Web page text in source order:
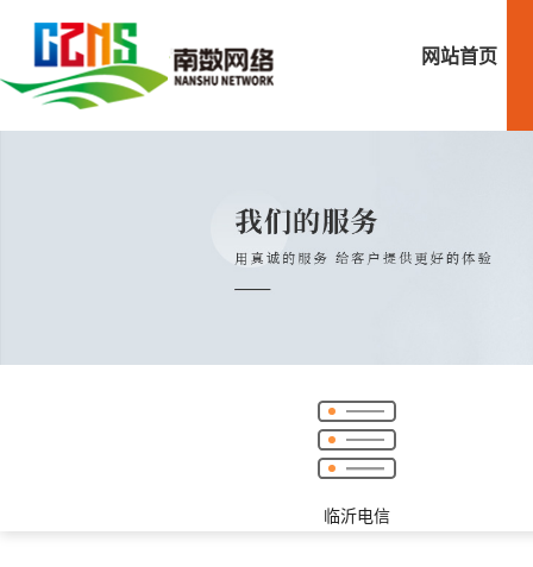
网站首页
临沂电信